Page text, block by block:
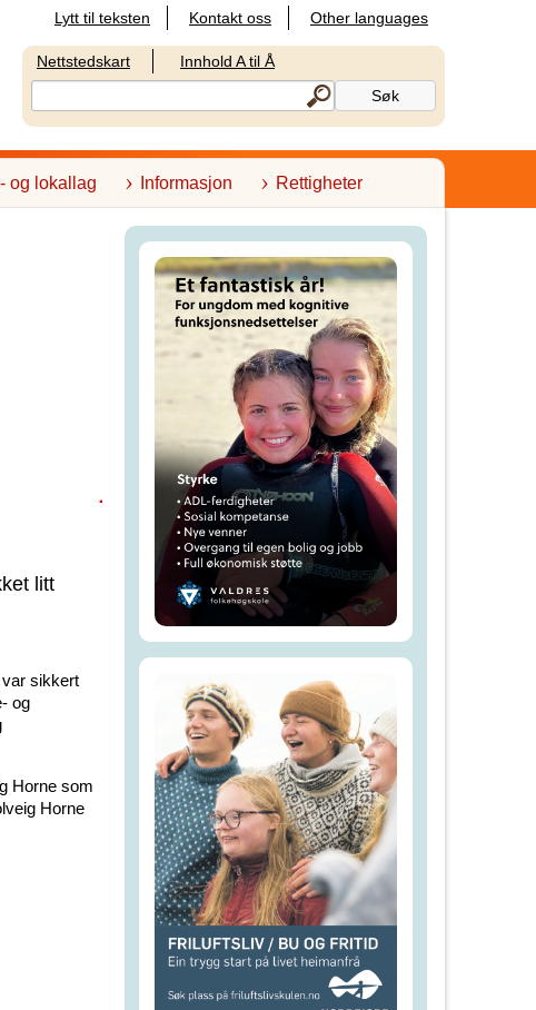
Lytt til teksten Kontakt oss Other languages
Nettstedskart Innhold A til Å
og lokallag Informasjon Rettigheter
litt
sikkert
og
Horne som
Horne